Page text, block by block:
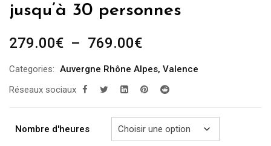
jusqu’à 30 personnes
279.00€ – 769.00€Plage
prix :
279.00€
769.00€
Categories: Auvergne Rhône Alpes, Valence
Réseaux sociaux
Nombre d'heures